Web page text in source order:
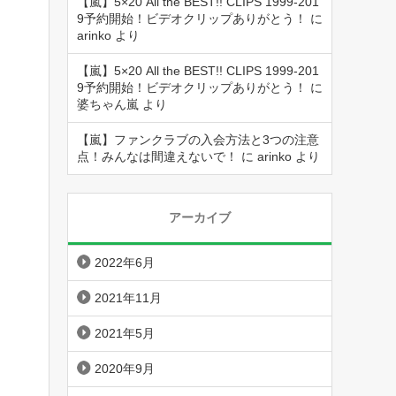
9予約開始！ビデオクリップありがとう！
に
arinko より
【嵐】5×20 All the BEST!! CLIPS 1999-201
9予約開始！ビデオクリップありがとう！
に
婆ちゃん嵐 より
【嵐】ファンクラブの入会方法と3つの注意
点！みんなは間違えないで！
に arinko より
アーカイブ
2022年6月
2021年11月
2021年5月
2020年9月